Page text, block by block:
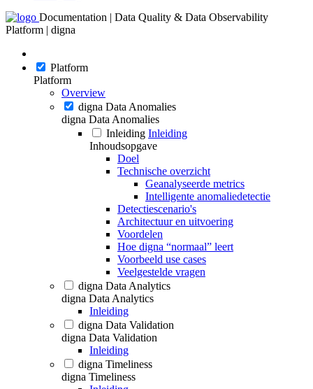
Documentation | Data Quality & Data Observability
Platform | digna
Platform
Platform
Overview
digna Data Anomalies
digna Data Anomalies
Inleiding Inleiding
Inhoudsopgave
Doel
Technische overzicht
Geanalyseerde metrics
Intelligente anomaliedetectie
Detectiescenario's
Architectuur en uitvoering
Voordelen
Hoe digna “normaal” leert
Voorbeeld use cases
Veelgestelde vragen
digna Data Analytics
digna Data Analytics
Inleiding
digna Data Validation
digna Data Validation
Inleiding
digna Timeliness
digna Timeliness